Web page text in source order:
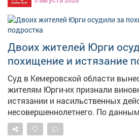
Двоих жителей Юрги
похищение и истязание
Суд в Кемеровской области
жителям Юрги-их признали
истязании и насильственных
несовершеннолетнего. По данным Следкома региона,
в апреле 2024года мужчины
знакомым из‑за пустяка. Они